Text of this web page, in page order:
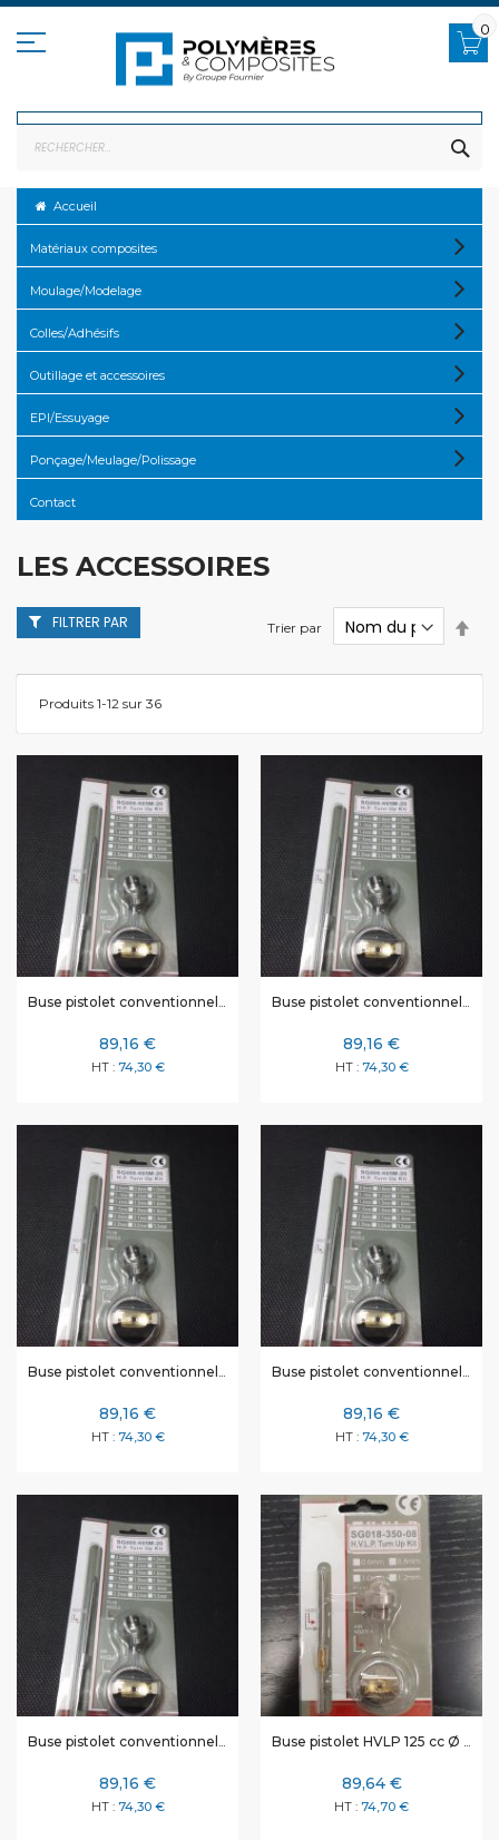
Allez
contenu
0
Accueil
Matériaux composites
Moulage/Modelage
Colles/Adhésifs
Outillage et accessoires
EPI/Essuyage
Ponçage/Meulage/Polissage
Contact
LES ACCESSOIRES
Produits 1-12 sur 36
Trier par
Buse pistolet conventionnel Ø 2 mm
89,16 €
74,30 €
Buse pistolet conventionnel Ø 2,5 mm
89,16 €
74,30 €
Buse pistolet conventionnel Ø 3 mm
89,16 €
74,30 €
Buse pistolet conventionnel Ø 1,4 mm
89,16 €
74,30 €
Buse pistolet conventionnel Ø 1,7 mm
89,16 €
74,30 €
Buse pistolet HVLP 125 cc Ø 0,5 mm
89,64 €
74,70 €
FILTRER PAR